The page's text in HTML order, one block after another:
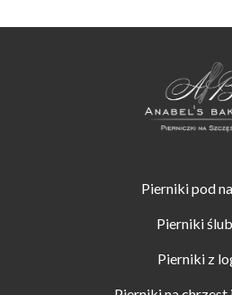
Pierniki pod
Pierniki
Pierniki z